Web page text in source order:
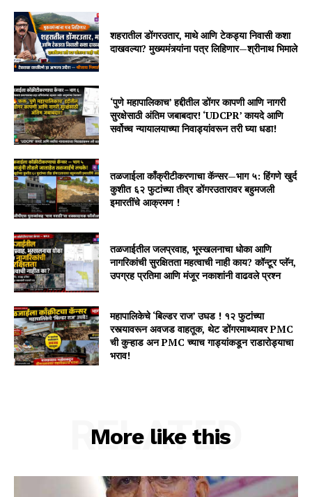
शहरातील डोंगरउतार, माथे आणि टेकड्या निवासी कशा
दाखवल्या? मुख्यमंत्र्यांना पत्र लिहिणार—श्रीनाथ भिमाले
‘पुणे महापालिकाच’ हद्दीतील डोंगर कापणी आणि नागरी
सुरक्षेसाठी अंतिम जबाबदार! ‘UDCPR’ कायदे आणि
सर्वोच्च न्यायालयाच्या निवाड्यांवरून तरी घ्या धडा!
तळजाईला काँक्रीटीकरणाचा कॅन्सर—भाग ५: हिंगणे खुर्द
कुशीत ६२ फुटांच्या तीव्र डोंगरउतारावर बहुमजली
इमारतींचे आक्रमण !
तळजाईतील जलप्रवाह, भूस्खलनाचा धोका आणि
नागरिकांची सुरक्षितता महत्वाची नाही काय? कॉन्टूर प्लॅन,
उपग्रह प्रतिमा आणि मंजूर नकाशांनी वाढवले प्रश्न
महापालिकेचे ‘बिल्डर राज’ उघड ! १२ फुटांच्या
रस्त्यावरून अवजड वाहतूक, थेट डोंगरमाथ्यावर PMC
ची कुऱ्हाड अन PMC च्याच गाड्यांकडून राडारोड्याचा
भराव!
More like this
RELATED